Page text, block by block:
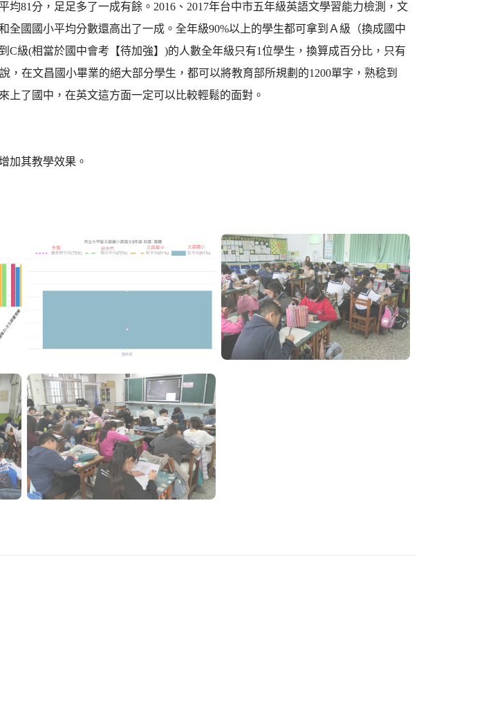
均81分，足足多了一成有餘。2016、2017年台中市五年級英語文學習能力檢測，文
全國國小平均分數還高出了一成。全年級90%以上的學生都可拿到Ａ級（換成國中
C級(相當於國中會考【待加強】)的人數全年級只有1位學生，換算成百分比，只有
，在文昌國小畢業的絕大部分學生，都可以將教育部所規劃的1200單字，熟稔到
上了國中，在英文這方面一定可以比較輕鬆的面對。
加其教學效果。